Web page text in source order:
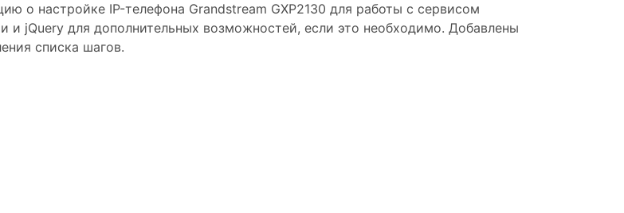
о настройке IP-телефона Grandstream GXP2130 для работы с сервисом
и jQuery для дополнительных возможностей, если это необходимо. Добавлены
списка шагов.